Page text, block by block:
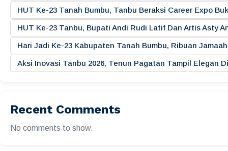
HUT Ke-23 Tanah Bumbu, Tanbu Beraksi Career Expo
HUT Ke-23 Tanbu, Bupati Andi Rudi Latif Dan Artis Asty
Hari Jadi Ke-23 Kabupaten Tanah Bumbu, Ribuan
Aksi Inovasi Tanbu 2026, Tenun Pagatan Tampil Elegan
Recent Comments
No comments to show.